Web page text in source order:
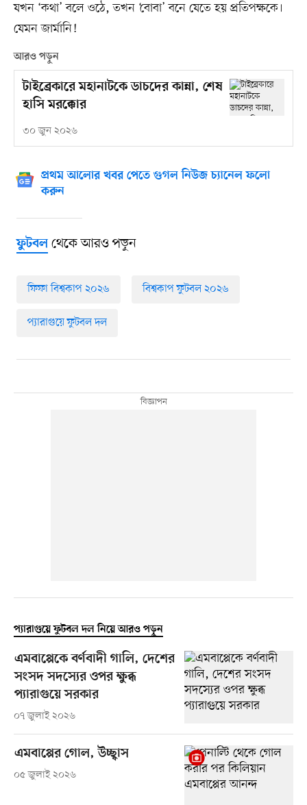
যখন ‘কথা’ বলে ওঠে, তখন ‘বোবা’ বনে যেতে হয় প্রতিপক্ষকে।
যেমন জার্মানি!
আরও পড়ুন
টাইব্রেকারে মহানাটকে ডাচদের কান্না, শেষ
হাসি মরক্কোর
৩০ জুন ২০২৬
প্রথম আলোর খবর পেতে গুগল নিউজ চ্যানেল ফলো
করুন
ফুটবলথেকে আরও পড়ুন
ফিফা বিশ্বকাপ ২০২৬ বিশ্বকাপ ফুটবল ২০২৬
প্যারাগুয়ে ফুটবল দল
প্যারাগুয়ে ফুটবল দল নিয়ে আরও পড়ুন
এমবাপ্পেকে বর্ণবাদী গালি, দেশের
সংসদ সদস্যের ওপর ক্ষুব্ধ
প্যারাগুয়ে সরকার
০৭ জুলাই ২০২৬
এমবাপ্পের গোল, উচ্ছ্বাস
০৫ জুলাই ২০২৬